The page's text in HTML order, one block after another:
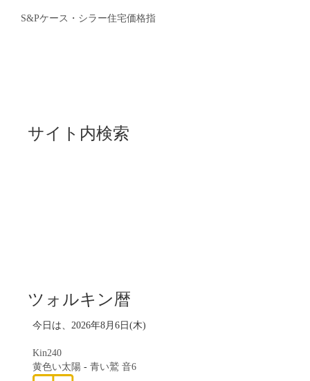
S&Pケース・シラー住宅価格指
サイト内検索
ツォルキン暦
今日は、2026年8月6日(木)
Kin240
黄色い太陽 - 青い鷲 音6